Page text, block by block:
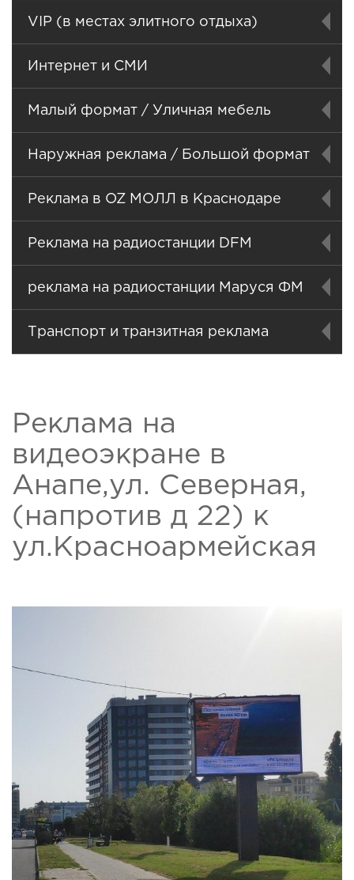
VIP (в местах элитного отдыха)
Интернет и СМИ
Малый формат / Уличная мебель
Наружная реклама / Большой формат
Реклама в OZ МОЛЛ в Краснодаре
Реклама на радиостанции DFM
реклама на радиостанции Маруся ФМ
Транспорт и транзитная реклама
Реклама на
видеоэкране в
Анапе,ул. Северная,
(напротив д 22) к
ул.Красноармейская